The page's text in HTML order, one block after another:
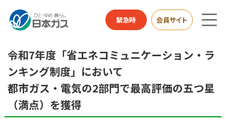
緊急時 会員サイト
総合HOME お知らせ
令和7年度「省エネコミュニケーション・ランキング制度」に
おいて
都市ガス・電気の2部門で最高評価の五つ星（満点）を獲得
令和7年度「省エネコミュニケーション・ラ
ンキング制度」において
都市ガス・電気の2部門で最高評価の五つ星
（満点）を獲得